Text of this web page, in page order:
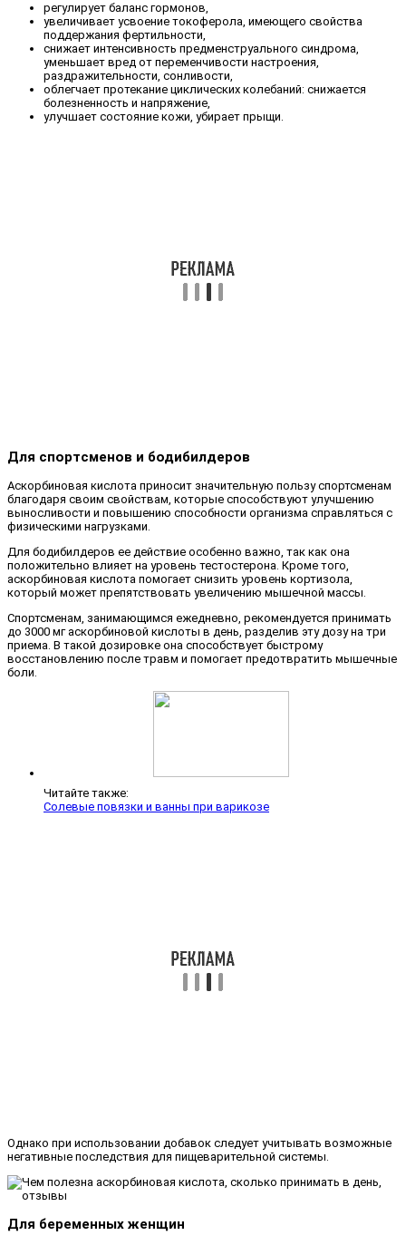
регулирует баланс гормонов,
увеличивает усвоение токоферола, имеющего свойства
поддержания фертильности,
снижает интенсивность предменструального синдрома,
уменьшает вред от переменчивости настроения,
раздражительности, сонливости,
облегчает протекание циклических колебаний: снижается
болезненность и напряжение,
улучшает состояние кожи, убирает прыщи.
Для спортсменов и бодибилдеров
Аскорбиновая кислота приносит значительную пользу спортсменам
благодаря своим свойствам, которые способствуют улучшению
выносливости и повышению способности организма справляться с
физическими нагрузками.
Для бодибилдеров ее действие особенно важно, так как она
положительно влияет на уровень тестостерона. Кроме того,
аскорбиновая кислота помогает снизить уровень кортизола,
который может препятствовать увеличению мышечной массы.
Спортсменам, занимающимся ежедневно, рекомендуется принимать
до 3000 мг аскорбиновой кислоты в день, разделив эту дозу на три
приема. В такой дозировке она способствует быстрому
восстановлению после травм и помогает предотвратить мышечные
боли.
Читайте также:
Солевые повязки и ванны при варикозе
Однако при использовании добавок следует учитывать возможные
негативные последствия для пищеварительной системы.
Для беременных женщин